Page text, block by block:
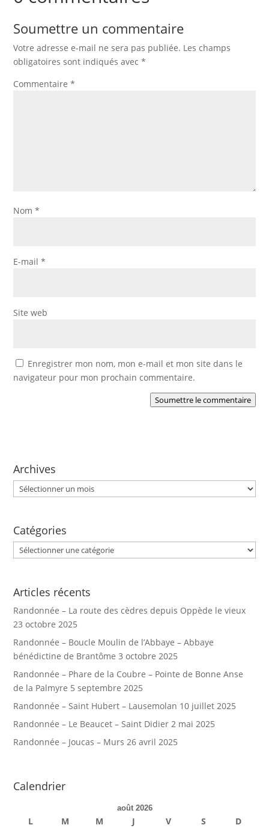
Soumettre un commentaire
Votre adresse e-mail ne sera pas publiée. Les champs
obligatoires sont indiqués avec*
Commentaire*
Nom*
E-mail*
Site web
Enregistrer mon nom, mon e-mail et mon site dans le
navigateur pour mon prochain commentaire.
Soumettre le commentaire
Archives
Archives
Catégories
Catégories
Articles récents
Randonnée – La route des cèdres depuis Oppède le vieux
23 octobre 2025
Randonnée – Boucle Moulin de l’Abbaye – Abbaye
bénédictine de Brantôme 3 octobre 2025
Randonnée – Phare de la Coubre – Pointe de Bonne Anse
de la Palmyre 5 septembre 2025
Randonnée – Saint Hubert – Lausemolan 10 juillet 2025
Randonnée – Le Beaucet – Saint Didier 2 mai 2025
Randonnée – Joucas – Murs 26 avril 2025
Calendrier
août 2026
L M M J V S
D